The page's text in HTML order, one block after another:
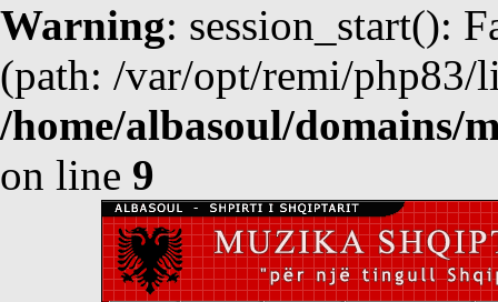
Warning: session_start():
(path: /var/opt/remi/php83/
/home/albasoul/domains/
on line 9